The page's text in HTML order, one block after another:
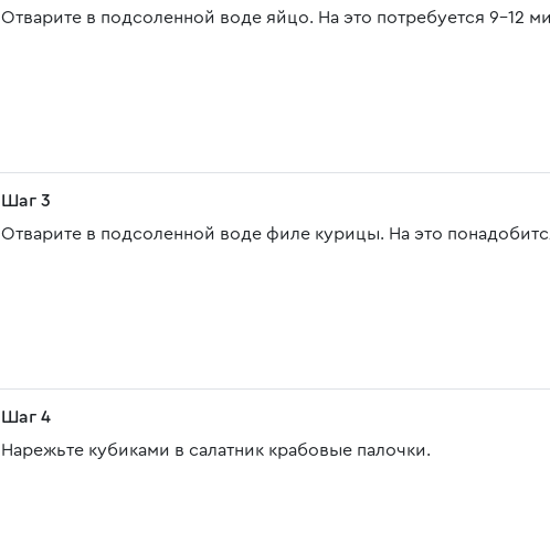
Отварите в подсоленной воде яйцо. На это потребуется 9-12
Шаг 3
Отварите в подсоленной воде филе курицы. На это
Шаг 4
Нарежьте кубиками в салатник крабовые палочки.